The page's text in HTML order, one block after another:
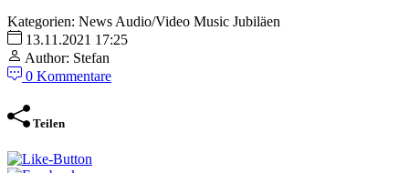
Kategorien: News Audio/Video Music Jubiläen
13.11.2021 17:25
Author: Stefan
0 Kommentare
Teilen